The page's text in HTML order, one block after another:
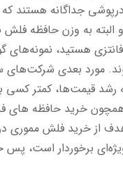
جداگانه
به وزن حافظه فلش
هستید، نمونه‌های
مورد بعدی شرکت‌های
قیمت‌ها، کمتر کسی
خرید حافظه های
از خرید فلش مموری
برخوردار است،